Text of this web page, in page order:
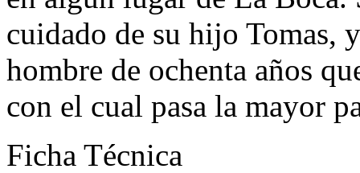
cuidado de su hijo Tomas,
hombre de ochenta años
con el cual pasa la mayor
Ficha Técnica